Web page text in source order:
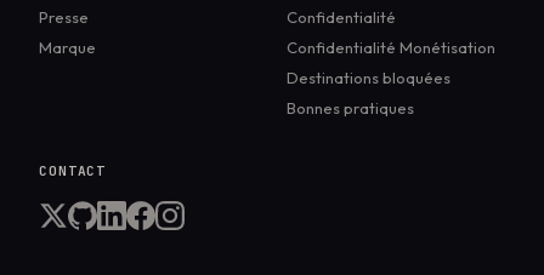
Presse
Marque
Confidentialité
Confidentialité Monétisation
Destinations bloquées
Bonnes pratiques
CONTACT